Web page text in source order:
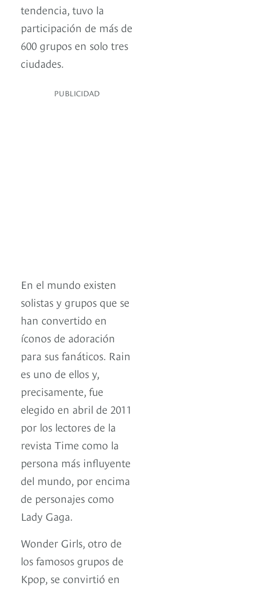
tendencia, tuvo la
participación de más de
600 grupos en solo tres
ciudades.
PUBLICIDAD
En el mundo existen
solistas y grupos que se
han convertido en
íconos de adoración
para sus fanáticos. Rain
es uno de ellos y,
precisamente, fue
elegido en abril de 2011
por los lectores de la
revista Time como la
persona más influyente
del mundo, por encima
de personajes como
Lady Gaga.
Wonder Girls, otro de
los famosos grupos de
Kpop, se convirtió en